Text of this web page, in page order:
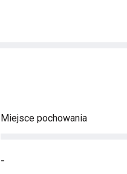
Miejsce pochowania
-